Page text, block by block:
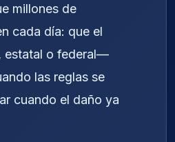
millones de
cada día: que el
o federal—
las reglas se
cuando el daño ya